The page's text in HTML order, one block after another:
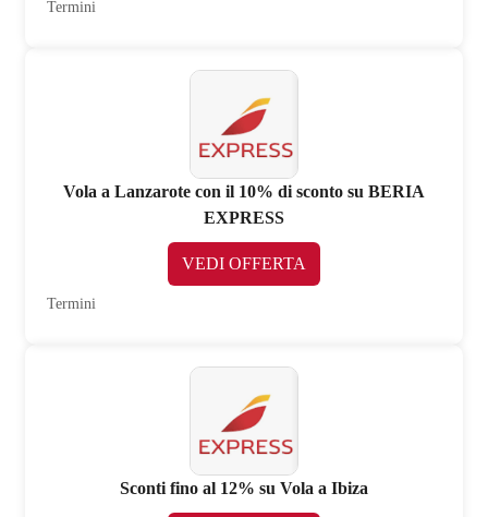
Termini
Vola a Lanzarote con il 10% di sconto su BERIA
EXPRESS
VEDI OFFERTA
Termini
Sconti fino al 12% su Vola a Ibiza